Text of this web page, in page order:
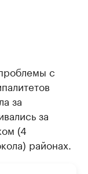
с
за
за
(4
районах.